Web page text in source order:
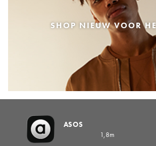
SHOP NIEUW VOOR
ASOS
1,8m